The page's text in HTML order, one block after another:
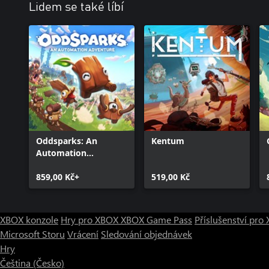
Lidem se také líbí
Oddsparks: An
Automation
859,00 Kč+
Kentum
519,00 Kč
XBOX konzole Hry pro XBOXXBOX Game Pass Příslušenství pro
Microsoft Storu Vrácení Sledování objednávek
Hry
Čeština (Česko)